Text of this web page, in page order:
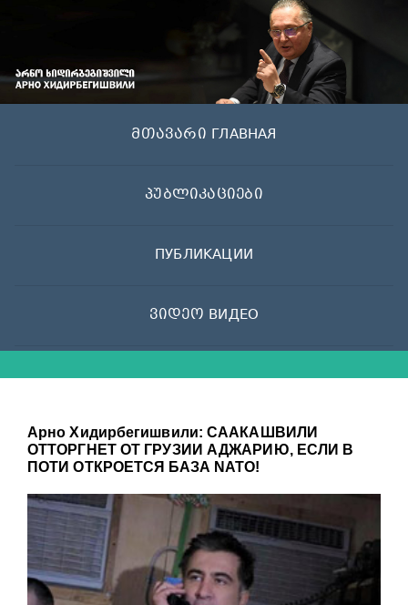
მთავარი ГЛАВНАЯ
პუბლიკაციები
ПУБЛИКАЦИИ
ვიდეო ВИДЕО
Арно Хидирбегишвили: СААКАШВИЛИ
ОТТОРГНЕТ ОТ ГРУЗИИ АДЖАРИЮ, ЕСЛИ В
ПОТИ ОТКРОЕТСЯ БАЗА NATO!